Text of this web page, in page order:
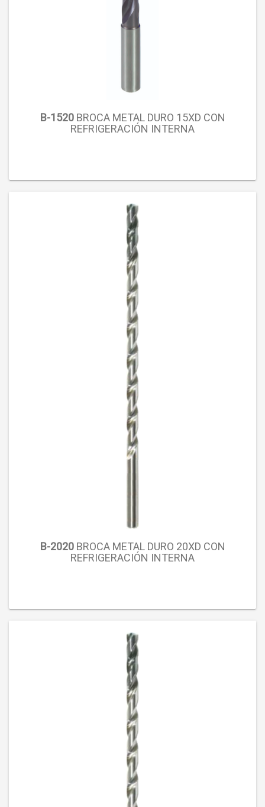
B-1520BROCA METAL DURO 15XD CON
REFRIGERACIÓN INTERNA
B-2020BROCA METAL DURO 20XD CON
REFRIGERACIÓN INTERNA